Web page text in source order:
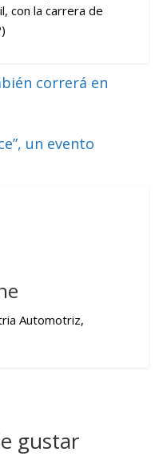
con la carrera de
correrá en
un evento
Automotriz,
gustar